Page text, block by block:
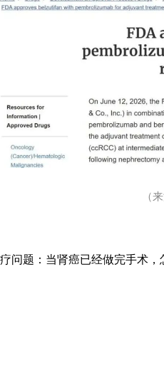
（
问题：当肾癌已经做完手术，